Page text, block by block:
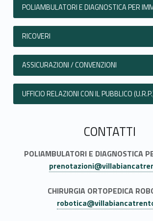
POLIAMBULATORI E DIAGNOSTICA PER
RICOVERI
ASSICURAZIONI / CONVENZIONI
UFFICIO RELAZIONI CON IL PUBBLICO
CONTATTI
POLIAMBULATORI E DIAGNOSTICA
CHIRURGIA ORTOPEDICA